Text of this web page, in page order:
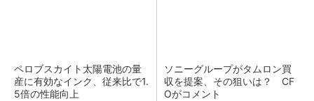
ペロブスカイト太陽電池の量
産に有効なインク、従来比で1.
5倍の性能向上
ソニーグループがタムロン買
収を提案、その狙いは？ CF
Oがコメント